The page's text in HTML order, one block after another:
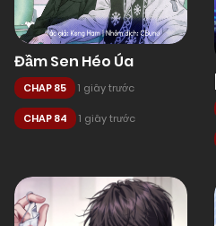
Đầm Sen Héo Úa
CHAP 85 1 giây trước
CHAP 84 1 giây trước